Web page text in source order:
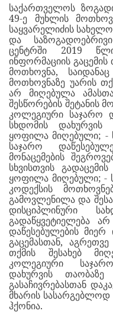
საქართველოს
49-ე მუხლის
საყვარელიძის
და
ცენტრში 2019
ინფორმაციის
მოთხოვნა,
მოთხოვნაზე უარის
არ მიღებულა
შესწორების შეტანის
კოლეგიური საჯარო
სხდომის დახურვის
ყოფილა მიღებული; -
საჯარო
მონაცემების
სხვისთვის
ყოფილა მიღებული; -
კოდექსის
გამოვლენილა და
დისციპლინური
გადაწყვეტიელება
დაწესებულების მიერ
გაცემასთან,
თქმის შესახებ
კოლეგიური
დახურვის თაობაზე
გასაჩივრებასთან
მხარის სასარგებლოდ
ჰქონია.